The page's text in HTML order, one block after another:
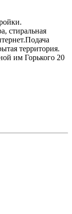
стиральная
территория.
им Горького 20